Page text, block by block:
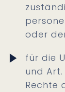
oder
für die
und Art.
Rechte